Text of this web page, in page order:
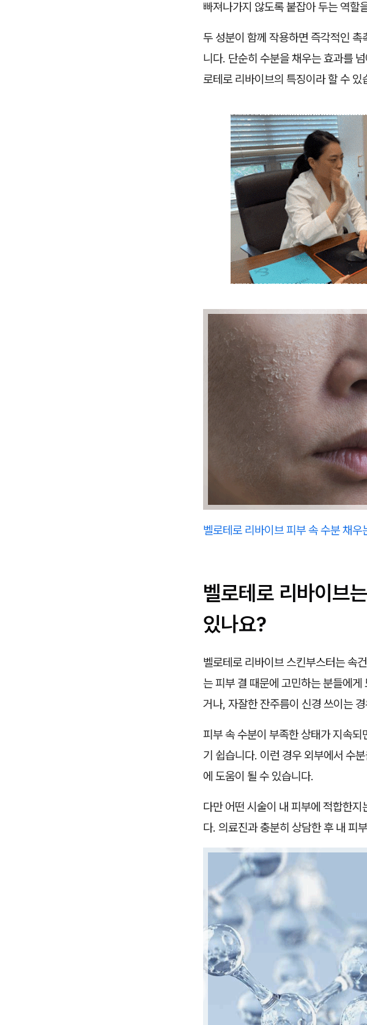
빠져나가지 않도록 붙잡아 두는 역할
두 성분이 함께 작용하면 즉각적인
니다. 단순히 수분을 채우는 효과를
로테로 리바이브의 특징이라 할 수 있
벨로테로 리바이브 피부 속 수분 채우
벨로테로 리바이브
있나요?
벨로테로 리바이브 스킨부스터는 속
는 피부 결 때문에 고민하는 분들에
거나, 자잘한 잔주름이 신경 쓰이는
피부 속 수분이 부족한 상태가 지속
기 쉽습니다. 이런 경우 외부에서 수
에 도움이 될 수 있습니다.
다만 어떤 시술이 내 피부에 적합한
다. 의료진과 충분히 상담한 후 내 피